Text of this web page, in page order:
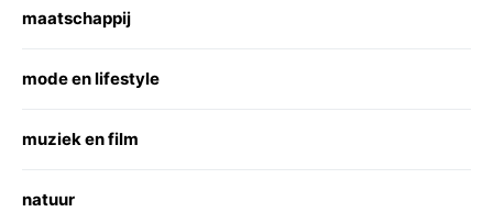
maatschappij
mode en lifestyle
muziek en film
natuur